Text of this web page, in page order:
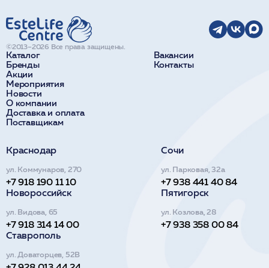
Каталог
Бренды
Акции
Мероприятия
Новости
О компании
Доставка и оплата
Поставщикам
Вакансии
Контакты
©2013–2026 Все права защищены.
Краснодар
ул. Коммунаров, 270
+7 918 190 11 10
Сочи
ул. Парковая, 32а
+7 938 441 40 84
Новороссийск
ул. Видова, 65
+7 918 314 14 00
Пятигорск
ул. Козлова, 28
+7 938 358 00 84
Ставрополь
ул. Доваторцев, 52В